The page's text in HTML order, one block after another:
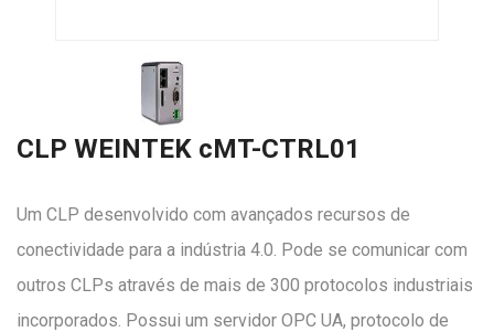
CLP WEINTEK cMT-CTRL01
Um CLP desenvolvido com avançados recursos de
conectividade para a indústria 4.0. Pode se comunicar com
outros CLPs através de mais de 300 protocolos industriais
incorporados. Possui um servidor OPC UA, protocolo de